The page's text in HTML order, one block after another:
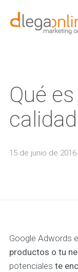
Qué
15 de junio de 2016
Google Adwords
productos o tu
potenciales te